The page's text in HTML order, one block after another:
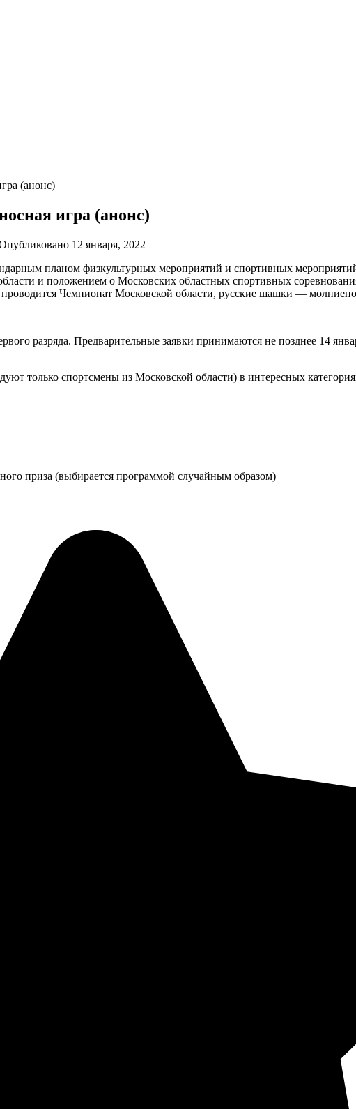
(анонс)
игра (анонс)
12 января, 2022
планом физкультурных мероприятий и спортивных
и положением о Московских областных спортивных
Чемпионат Московской области, русские шашки —
разряда. Предварительные заявки принимаются не позднее 14
только спортсмены из Московской области) в интересных
приза (выбирается программой случайным образом)